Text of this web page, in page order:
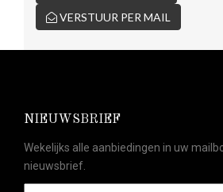
VERSTUUR PER MAIL
NIEUWSBRIEF
Wekelijks alle aanbiedingen in uw
nieuwsbrief.